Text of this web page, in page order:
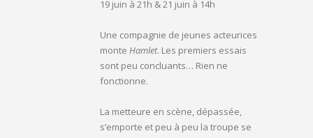
19 juin à 21h & 21 juin à 14h
Une compagnie de jeunes acteurices
monte Hamlet. Les premiers essais
sont peu concluants… Rien ne
fonctionne.
La metteure en scène, dépassée,
s’emporte et peu à peu la troupe se